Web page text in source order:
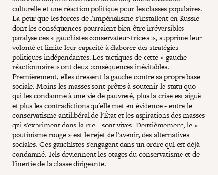
culturelle et une réaction politique pour les classes populaires.
La peur que les forces de l'impérialisme s'installent en Russie -
dont les conséquences pourraient bien être irréversibles -
paralyse ces « gauchistes conservateur·trice·s », supprime leur
volonté et limite leur capacité à élaborer des stratégies
politiques indépendantes. Les tactiques de cette « gauche
réactionnaire » ont deux conséquences inévitables.
Premièrement, elles dressent la gauche contre sa propre base
sociale. Moins les masses sont prêtes à soutenir le statu quo
qui les condamne à une vie de pauvreté, plus la crise est aiguë
et plus les contradictions qu'elle met en évidence - entre le
conservatisme antilibéral de l'État et les aspirations des masses
qui s'expriment dans la rue - sont vives. Deuxièmement, le «
poutinisme rouge » est le rejet de l'avenir, des alternatives
sociales. Ces gauchistes s'engagent dans un ordre qui est déjà
condamné. Iels deviennent les otages du conservatisme et de
l'inertie de la classe dirigeante.